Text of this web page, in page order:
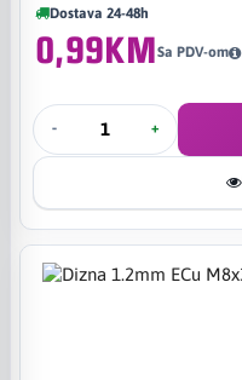
Dostava 24-48h
0,99KMSa PDV-om
- +